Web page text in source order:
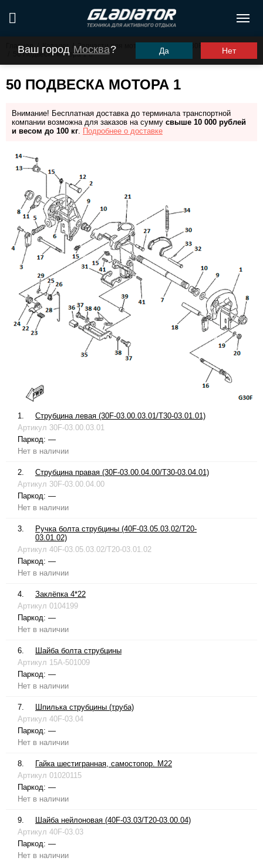
Ваш город Москва? Да Нет
Главная / Каталог Запчасти для моторов ПЛМ
G30FHS (G30FES)
50 Подвеска мотора 1
50 ПОДВЕСКА МОТОРА 1
Внимание! Бесплатная доставка до терминала транспортной
компании возможна для заказов на сумму свыше 10 000 рублей
и весом до 100 кг. Подробнее о доставке
1.
Струбцина левая (30F-03.00.03.01/T30-03.01.01)
Артикул 30F-03.00.03.01
Паркод: —
Нет в наличии
2.
Струбцина правая (30F-03.00.04.00/T30-03.04.01)
Артикул 30F-03.00.04.00
Паркод: —
Нет в наличии
3.
Ручка болта струбцины (40F-03.05.03.02/T20-
03.01.02)
Артикул 40F-03.05.03.02/T20-03.01.02
Паркод: —
Нет в наличии
4.
Заклёпка 4*22
Артикул 0104199
Паркод: —
Нет в наличии
6.
Шайба болта струбцины
Артикул 15A-501009
Паркод: —
Нет в наличии
7.
Шпилька струбцины (труба)
Артикул 40F-03.04
Паркод: —
Нет в наличии
8.
Гайка шестигранная, самостопор. М22
Артикул 01020115
Паркод: —
Нет в наличии
9.
Шайба нейлоновая (40F-03.03/T20-03.00.04)
Артикул 40F-03.03
Паркод: —
Нет в наличии